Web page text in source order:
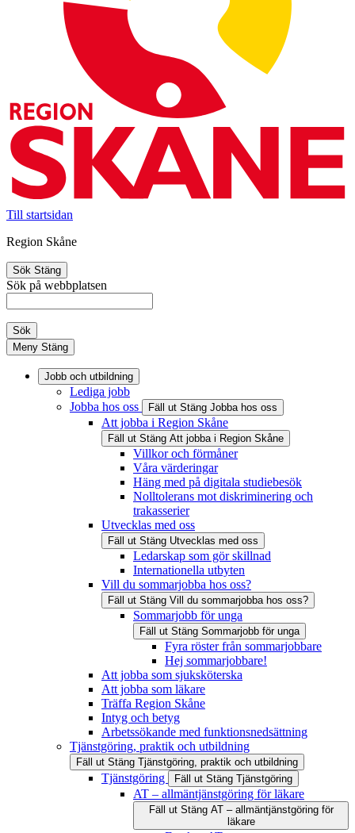
Till startsidan
Region Skåne
Sök Stäng
Sök på webbplatsen
Sök
Meny Stäng
Jobb och utbildning
Lediga jobb
Jobba hos oss
Fäll ut Stäng Jobba hos oss
Att jobba i Region Skåne
Fäll ut Stäng Att jobba i Region Skåne
Villkor och förmåner
Våra värderingar
Häng med på digitala studiebesök
Nolltolerans mot diskriminering och
trakasserier
Utvecklas med oss
Fäll ut Stäng Utvecklas med oss
Ledarskap som gör skillnad
Internationella utbyten
Vill du sommarjobba hos oss?
Fäll ut Stäng Vill du sommarjobba hos oss?
Sommarjobb för unga
Fäll ut Stäng Sommarjobb för unga
Fyra röster från sommarjobbare
Hej sommarjobbare!
Att jobba som sjuksköterska
Att jobba som läkare
Träffa Region Skåne
Intyg och betyg
Arbetssökande med funktionsnedsättning
Tjänstgöring, praktik och utbildning
Fäll ut Stäng Tjänstgöring, praktik och utbildning
Tjänstgöring Fäll ut Stäng Tjänstgöring
AT – allmäntjänstgöring för läkare
Fäll ut Stäng AT – allmäntjänstgöring för
läkare